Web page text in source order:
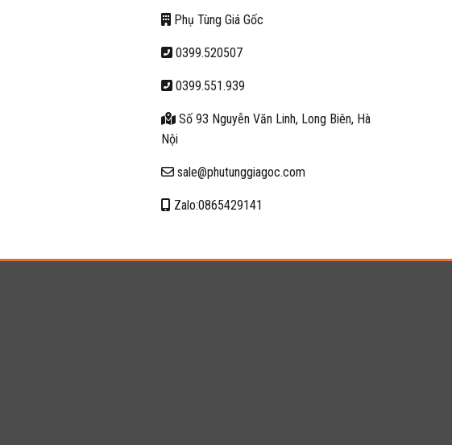
Phụ Tùng Giá Gốc
0399.520507
0399.551.939
Số 93 Nguyễn Văn Linh, Long Biên, Hà
Nội
sale@phutunggiagoc.com
Zalo:0865429141